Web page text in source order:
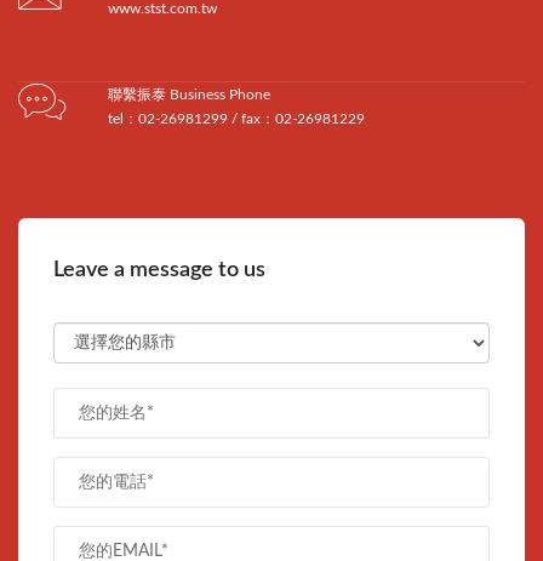
www.stst.com.tw
聯繫振泰 Business Phone
tel：02-26981299 / fax：02-26981229
Leave a message to us